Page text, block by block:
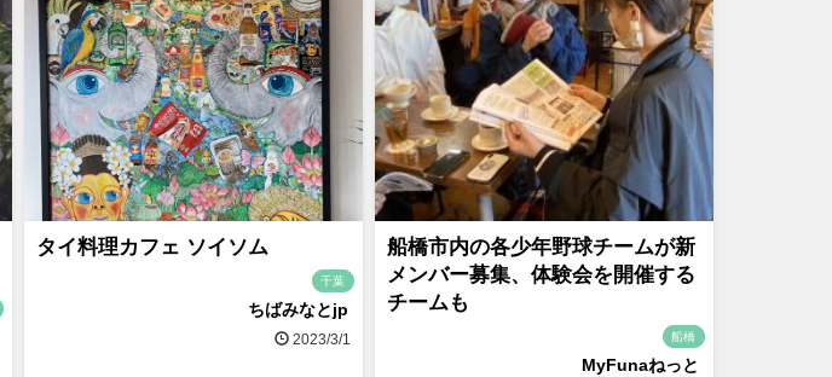
タイ料理カフェ ソイソム
千葉
ちばみなとjp
2023/3/1
船橋市内の各少年野球チームが新
メンバー募集、体験会を開催する
チームも
船橋
MyFunaねっと